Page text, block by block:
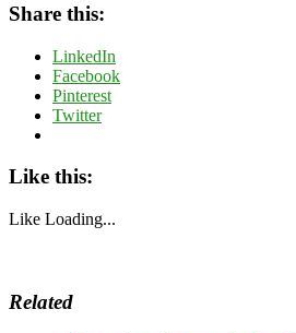
Share this:
LinkedIn
Facebook
Pinterest
Twitter
Like this:
Like Loading...
Related